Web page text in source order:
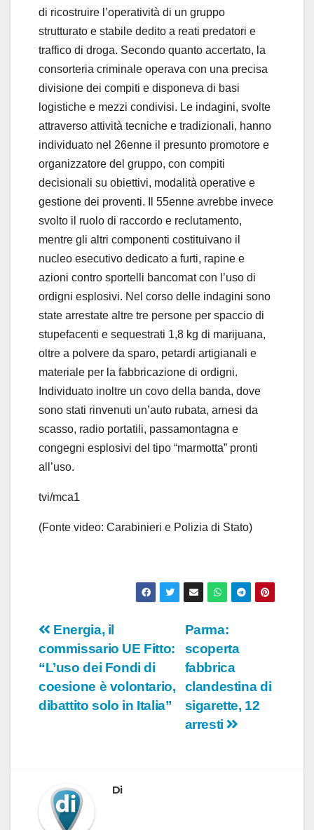
di ricostruire l’operatività di un gruppo
strutturato e stabile dedito a reati predatori e
traffico di droga. Secondo quanto accertato, la
consorteria criminale operava con una precisa
divisione dei compiti e disponeva di basi
logistiche e mezzi condivisi. Le indagini, svolte
attraverso attività tecniche e tradizionali, hanno
individuato nel 26enne il presunto promotore e
organizzatore del gruppo, con compiti
decisionali su obiettivi, modalità operative e
gestione dei proventi. Il 55enne avrebbe invece
svolto il ruolo di raccordo e reclutamento,
mentre gli altri componenti costituivano il
nucleo esecutivo dedicato a furti, rapine e
azioni contro sportelli bancomat con l’uso di
ordigni esplosivi. Nel corso delle indagini sono
state arrestate altre tre persone per spaccio di
stupefacenti e sequestrati 1,8 kg di marijuana,
oltre a polvere da sparo, petardi artigianali e
materiale per la fabbricazione di ordigni.
Individuato inoltre un covo della banda, dove
sono stati rinvenuti un’auto rubata, arnesi da
scasso, radio portatili, passamontagna e
congegni esplosivi del tipo “marmotta” pronti
all’uso.
tvi/mca1
(Fonte video: Carabinieri e Polizia di Stato)
Navigazione
articoli
Parma:
scoperta
fabbrica
clandestina di
sigarette, 12
arresti
Energia, il
commissario UE Fitto:
“L’uso dei Fondi di
coesione è volontario,
dibattito solo in Italia”
Di